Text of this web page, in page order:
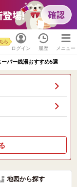
ログイン
ら
履歴 メニュー
パー銭湯おすすめ5選
地図から探す